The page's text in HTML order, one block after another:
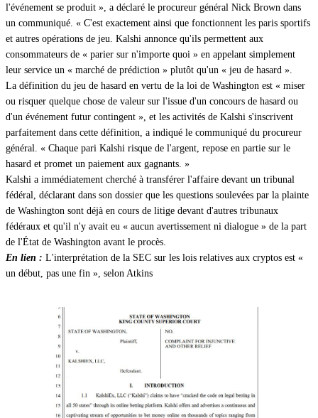
l'événement se produit », a déclaré le procureur général Nick Brown dans
un communiqué. « C'est exactement ainsi que fonctionnent les paris sportifs
et autres opérations de jeu. Kalshi annonce qu'ils permettent aux
consommateurs de « parier sur n'importe quoi » en appelant simplement
leur service un « marché de prédiction » plutôt qu'un « jeu de hasard ».
La définition du jeu de hasard en vertu de la loi de Washington est « miser
ou risquer quelque chose de valeur sur l'issue d'un concours de hasard ou
d'un événement futur contingent », et les activités de Kalshi s'inscrivent
parfaitement dans cette définition, a indiqué le communiqué du procureur
général. « Chaque pari Kalshi risque de l'argent, repose en partie sur le
hasard et promet un paiement aux gagnants. »
Kalshi a immédiatement cherché à transférer l'affaire devant un tribunal
fédéral, déclarant dans son dossier que les questions soulevées par la plainte
de Washington sont déjà en cours de litige devant d'autres tribunaux
fédéraux et qu'il n'y avait eu « aucun avertissement ni dialogue » de la part
de l'État de Washington avant le procès.
En lien : L'interprétation de la SEC sur les lois relatives aux cryptos est «
un début, pas une fin », selon Atkins